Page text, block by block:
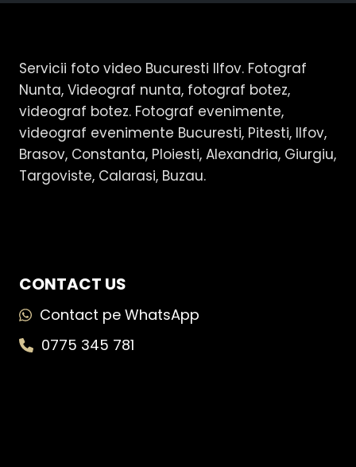
Servicii foto video Bucuresti Ilfov. Fotograf
Nunta, Videograf nunta, fotograf botez,
videograf botez. Fotograf evenimente,
videograf evenimente Bucuresti, Pitesti, Ilfov,
Brasov, Constanta, Ploiesti, Alexandria, Giurgiu,
Targoviste, Calarasi, Buzau.
CONTACT US
Contact pe WhatsApp
0775 345 781